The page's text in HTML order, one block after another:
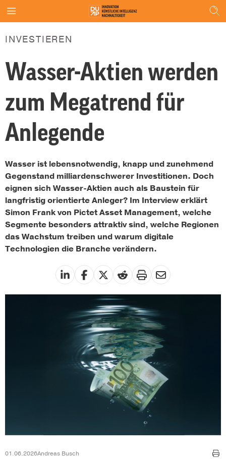
INVESTIEREN
Wasser-Aktien werden
zum Megatrend für
Anlegende
Wasser ist lebensnotwendig, knapp und zunehmend
Gegenstand milliardenschwerer Investitionen. Doch
eignen sich Wasser-Aktien auch als Baustein für
langfristig orientierte Anleger? Im Interview erklärt
Simon Frank von Pictet Asset Management, welche
Segmente besonders attraktiv sind, welche Regionen
das Wachstum treiben und warum digitale
Technologien die Branche verändern.
01.06.2026Andreas Busch